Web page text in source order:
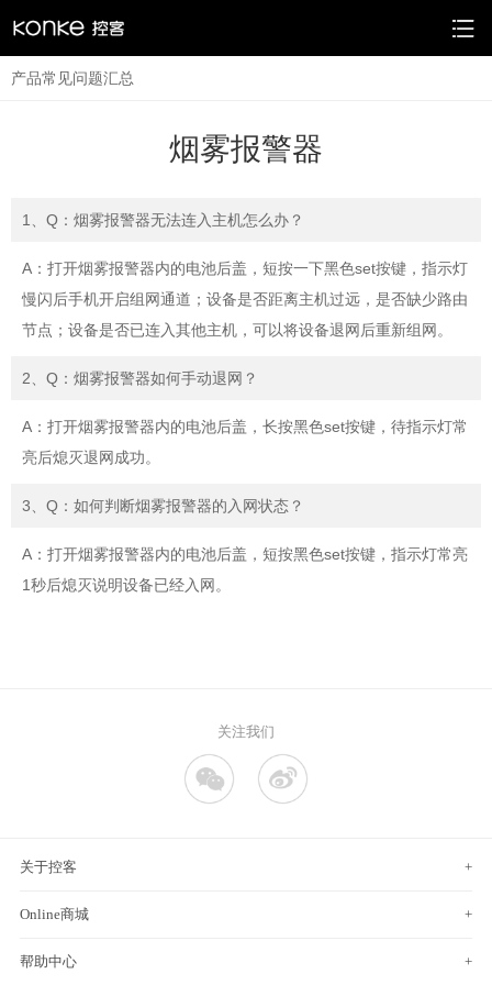
产品常见问题汇总
烟雾报警器
1、Q：烟雾报警器无法连入主机怎么办？
A：打开烟雾报警器内的电池后盖，短按一下黑色set按键，指示灯
慢闪后手机开启组网通道；设备是否距离主机过远，是否缺少路由
节点；设备是否已连入其他主机，可以将设备退网后重新组网。
2、Q：烟雾报警器如何手动退网？
A：打开烟雾报警器内的电池后盖，长按黑色set按键，待指示灯常
亮后熄灭退网成功。
3、Q：如何判断烟雾报警器的入网状态？
A：打开烟雾报警器内的电池后盖，短按黑色set按键，指示灯常亮
1秒后熄灭说明设备已经入网。
关注我们
+
关于控客
+
Online商城
+
帮助中心